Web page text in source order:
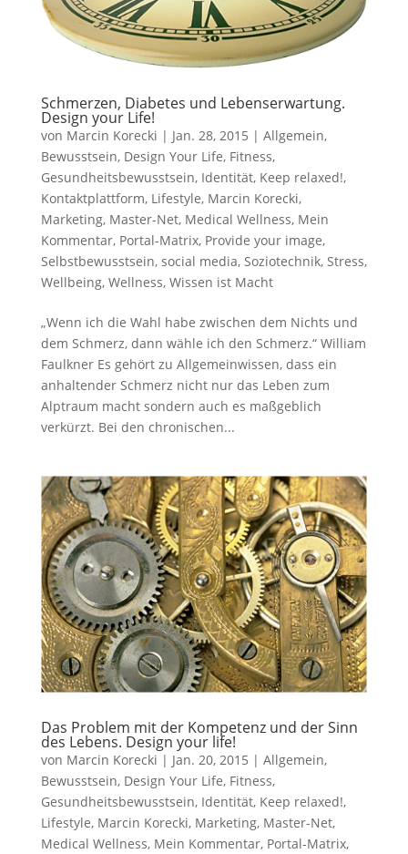
Schmerzen, Diabetes und Lebenserwartung.
Design your Life!
von Marcin Korecki | Jan. 28, 2015 | Allgemein,
Bewusstsein, Design Your Life, Fitness,
Gesundheitsbewusstsein, Identität, Keep relaxed!,
Kontaktplattform, Lifestyle, Marcin Korecki,
Marketing, Master-Net, Medical Wellness, Mein
Kommentar, Portal-Matrix, Provide your image,
Selbstbewusstsein, social media, Soziotechnik, Stress,
Wellbeing, Wellness, Wissen ist Macht
„Wenn ich die Wahl habe zwischen dem Nichts und
dem Schmerz, dann wähle ich den Schmerz.“ William
Faulkner Es gehört zu Allgemeinwissen, dass ein
anhaltender Schmerz nicht nur das Leben zum
Alptraum macht sondern auch es maßgeblich
verkürzt. Bei den chronischen...
Das Problem mit der Kompetenz und der Sinn
des Lebens. Design your life!
von Marcin Korecki | Jan. 20, 2015 | Allgemein,
Bewusstsein, Design Your Life, Fitness,
Gesundheitsbewusstsein, Identität, Keep relaxed!,
Lifestyle, Marcin Korecki, Marketing, Master-Net,
Medical Wellness, Mein Kommentar, Portal-Matrix,